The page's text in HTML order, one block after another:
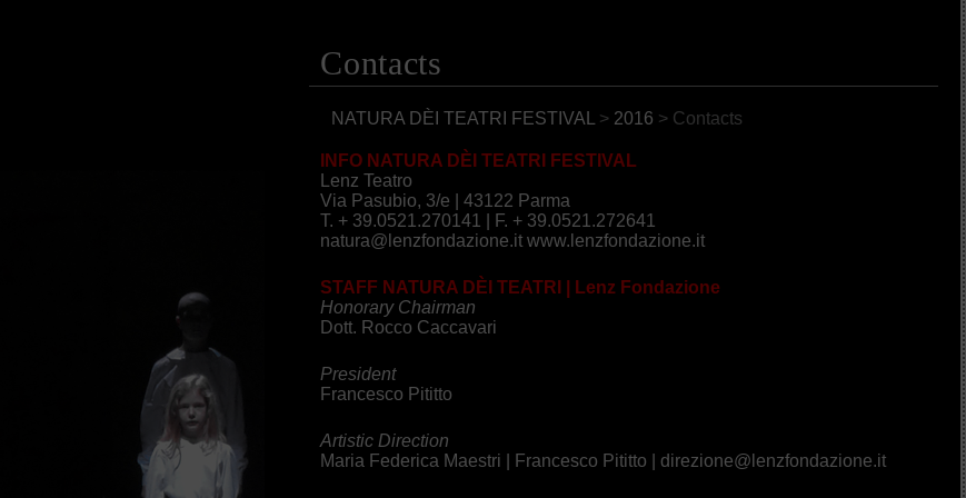
Contacts
NATURA DÈI TEATRI FESTIVAL > 2016 > Contacts
INFO NATURA DÈI TEATRI
FESTIVAL
Lenz Teatro
Via Pasubio, 3/e | 43122 Parma
T. + 39.0521.270141 | F. + 39.0521.272641
natura@lenzfondazione.it www.lenzfondazione.it
STAFF NATURA DÈI TEATRI | Lenz Fondazione
Honorary Chairman
Dott. Rocco Caccavari
President
Francesco Pititto
Artistic Direction
Maria Federica Maestri | Francesco Pititto |direzione@lenzfondazione.it